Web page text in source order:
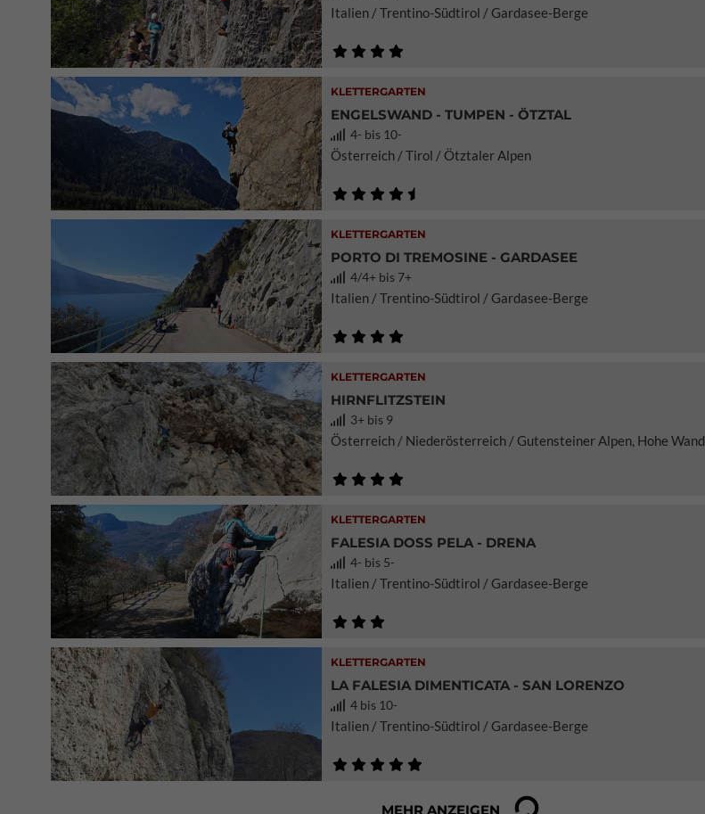
Italien / Trentino-Südtirol / Gardasee-Berge
KLETTERGARTEN
ENGELSWAND - TUMPEN - ÖTZTAL
4- bis 10-
Österreich / Tirol / Ötztaler Alpen
KLETTERGARTEN
PORTO DI TREMOSINE - GARDASEE
4/4+ bis 7+
Italien / Trentino-Südtirol / Gardasee-Berge
KLETTERGARTEN
HIRNFLITZSTEIN
3+ bis 9
Österreich / Niederösterreich / Gutensteiner Alpen, Hohe Wand
KLETTERGARTEN
FALESIA DOSS PELA - DRENA
4- bis 5-
Italien / Trentino-Südtirol / Gardasee-Berge
KLETTERGARTEN
LA FALESIA DIMENTICATA - SAN LORENZO
4 bis 10-
Italien / Trentino-Südtirol / Gardasee-Berge
MEHR ANZEIGEN